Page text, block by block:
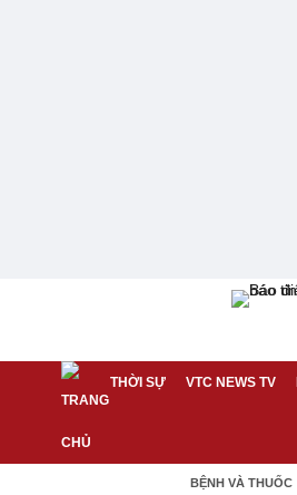
THỜI SỰ VTC NEWS TV
BỆNH VÀ THUỐC